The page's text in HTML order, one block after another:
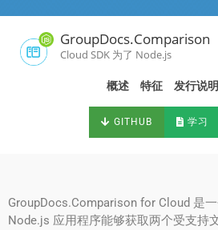
GroupDocs.Comparison
Cloud SDK 为了 Node.js
概述 特征 发行说明
GITHUB 学习
GroupDocs.Comparison for Cloud 是
Node.js 应用程序能够获取两个受支持